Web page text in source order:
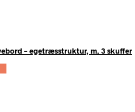
– egetræsstruktur, m. 3 skuffer